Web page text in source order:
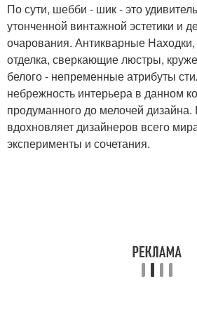
По сути, шебби - шик - это
утонченной винтажной эстетики и
очарования. Антикварные
отделка, сверкающие люстры,
белого - непременные атрибуты
небрежность интерьера в данном
продуманного до мелочей
вдохновляет дизайнеров всего
эксперименты и сочетания.